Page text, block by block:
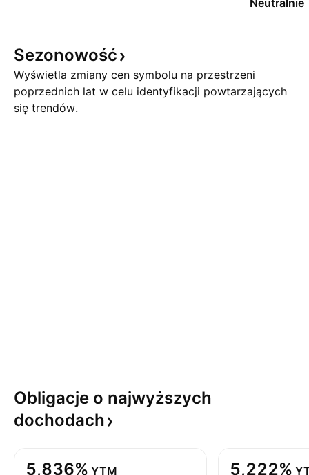
Neutralnie
Sezonowość
Wyświetla zmiany cen symbolu na przestrzeni
poprzednich lat w celu identyfikacji powtarzających
się trendów.
Obligacje o najwyższych
dochodach
5,836% YTM 5,222%